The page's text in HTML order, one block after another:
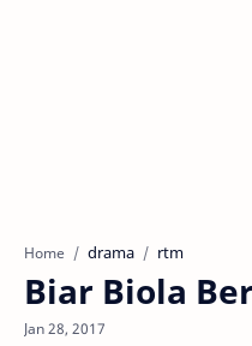
Home drama rtm
Biar Biola